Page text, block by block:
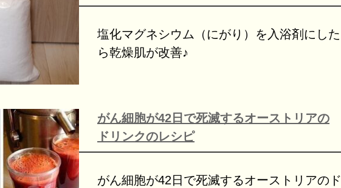
塩化マグネシウム（にがり）を入浴剤にした
ら乾燥肌が改善♪
がん細胞が42日で死滅するオーストリアの
ドリンクのレシピ
がん細胞が42日で死滅するオーストリアのド